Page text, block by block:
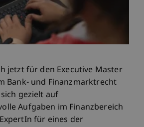
jetzt für den Executive Master
Bank- und Finanzmarktrecht
gezielt auf
Aufgaben im Finanzbereich
für eines der